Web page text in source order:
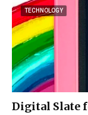
TECHNOLOGY
Digital Slate